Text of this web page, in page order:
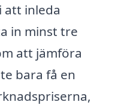
att inleda
in minst tre
att jämföra
bara få en